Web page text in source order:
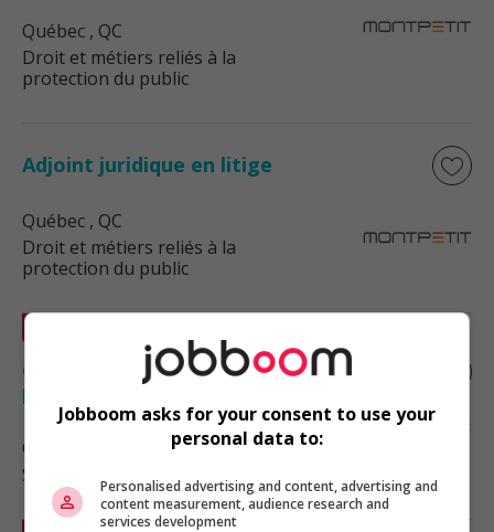
Québec , QC
Droit et métiers reliés à la
protection du public
Adjoint juridique en litige
Québec , QC
Droit et métiers reliés à la
protection du public
Contributeur/contributrice de données
pour l'ia – commerce électronique
Québec
Soutien administratif
Jobboom asks for your consent to use your
personal data to:
Personalised advertising and content, advertising and
content measurement, audience research and
services development